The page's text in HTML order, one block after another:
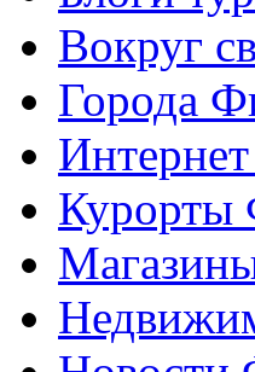
Вокруг
Города
Курорты